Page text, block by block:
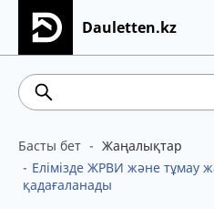
Dauletten.kz
Сіздің өтінішіңіз сәтті
Басты бет
Жаңалықтар
Елімізде ЖРВИ және тұмау
қадағаланады